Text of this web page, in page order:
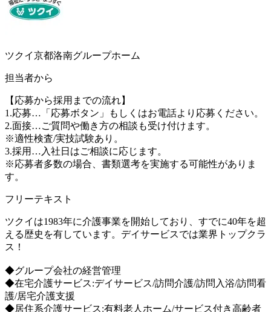
ツクイ京都洛南グループホーム
担当者から
【応募から採用までの流れ】
1.応募…「応募ボタン」もしくはお電話より応募ください。
2.面接…ご質問や働き方の相談も受け付けます。
※適性検査/実技試験あり。
3.採用…入社日はご相談に応じます。
※応募者多数の場合、書類選考を実施する可能性がありま
す。
フリーテキスト
ツクイは1983年に介護事業を開始しており、すでに40年を超
える歴史を有しています。デイサービスでは業界トップクラ
ス！
◆グループ会社の経営管理
◆在宅介護サービス:デイサービス/訪問介護/訪問入浴/訪問看
護/居宅介護支援
◆居住系介護サービス:有料老人ホーム/サービス付き高齢者